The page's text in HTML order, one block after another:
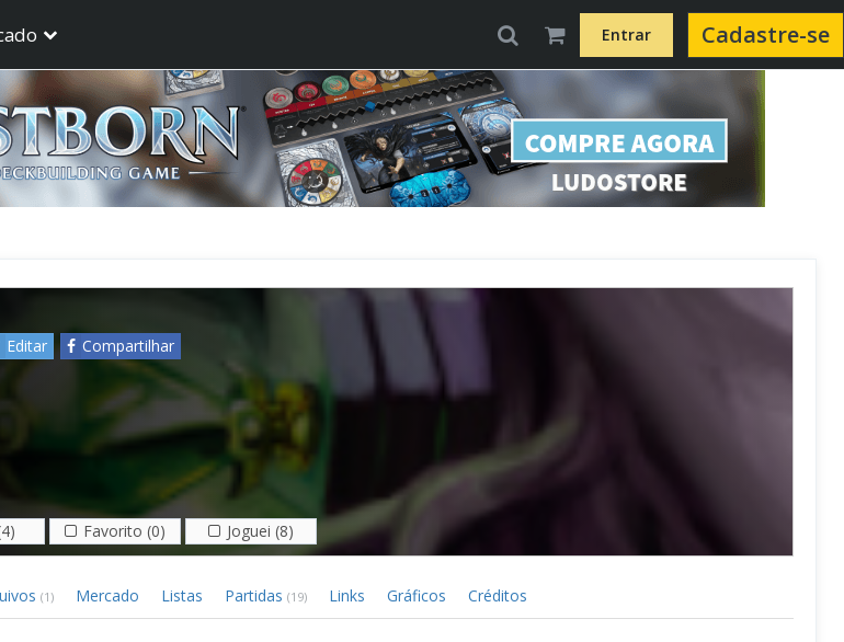
Entrar Cadastre-se
Editar
Compartilhar
Favorito (0) Joguei (8)
(1) Mercado Listas Partidas (19) Links Gráficos Créditos